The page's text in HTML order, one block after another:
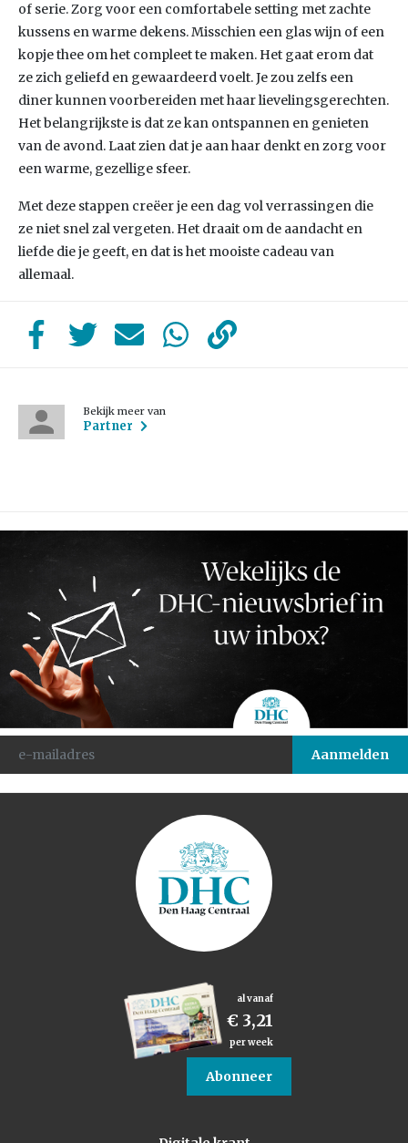
of serie. Zorg voor een comfortabele setting met zachte
kussens en warme dekens. Misschien een glas wijn of een
kopje thee om het compleet te maken. Het gaat erom dat
ze zich geliefd en gewaardeerd voelt. Je zou zelfs een
diner kunnen voorbereiden met haar lievelingsgerechten.
Het belangrijkste is dat ze kan ontspannen en genieten
van de avond. Laat zien dat je aan haar denkt en zorg voor
een warme, gezellige sfeer.
Met deze stappen creëer je een dag vol verrassingen die
ze niet snel zal vergeten. Het draait om de aandacht en
liefde die je geeft, en dat is het mooiste cadeau van
allemaal.
Bekijk meer van
Partner
al vanaf
€ 3,21
per week
Abonneer